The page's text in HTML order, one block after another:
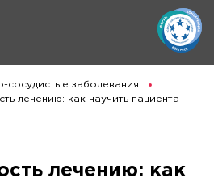
сосудистые заболевания
лечению: как научить пациента
лечению: как